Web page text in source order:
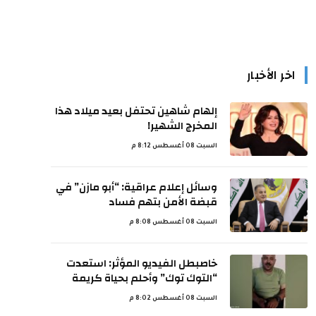
اخر الأخبار
إلهام شاهين تحتفل بعيد ميلاد هذا
المخرج الشهير!
السبت 08 أغسطس 8:12 م
وسائل إعلام عراقية: “أبو مازن” في
قبضة الأمن بتهم فساد
السبت 08 أغسطس 8:08 م
خاصبطل الفيديو المؤثر: استعدت
“التوك توك” وأحلم بحياة كريمة
السبت 08 أغسطس 8:02 م